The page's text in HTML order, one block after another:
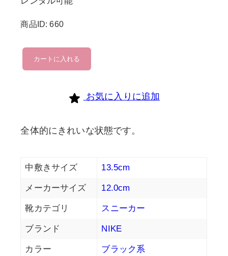
商品ID: 660
nike
個
カートに入れる
お気に入りに追加
全体的にきれいな状態です。
中敷きサイズ 13.5cm
メーカーサイズ 12.0cm
靴カテゴリ スニーカー
ブランド NIKE
カラー ブラック系